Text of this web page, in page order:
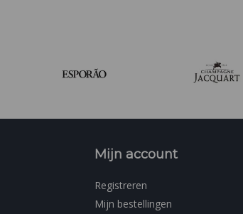
Mijn account
Registreren
Mijn bestellingen